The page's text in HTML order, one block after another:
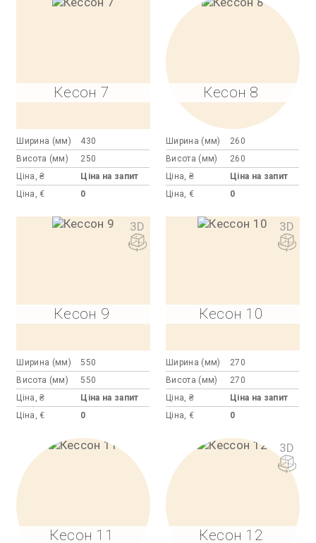
Кесон 7
Ширина (мм)
430
Висота (мм)
250
Ціна, ₴
Ціна на запит
Ціна, €
0
Кесон 8
Ширина (мм)
260
Висота (мм)
260
Ціна, ₴
Ціна на запит
Ціна, €
0
3D
Кесон 9
Ширина (мм)
550
Висота (мм)
550
Ціна, ₴
Ціна на запит
Ціна, €
0
3D
Кесон 10
Ширина (мм)
270
Висота (мм)
270
Ціна, ₴
Ціна на запит
Ціна, €
0
Кесон 11
3D
Кесон 12